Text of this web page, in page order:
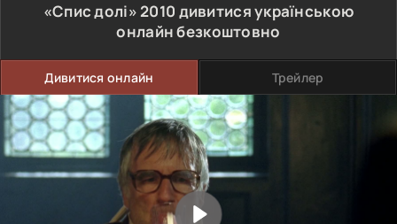
«Спис долі»2010 дивитися українською
онлайн безкоштовно
Дивитися онлайн Трейлер